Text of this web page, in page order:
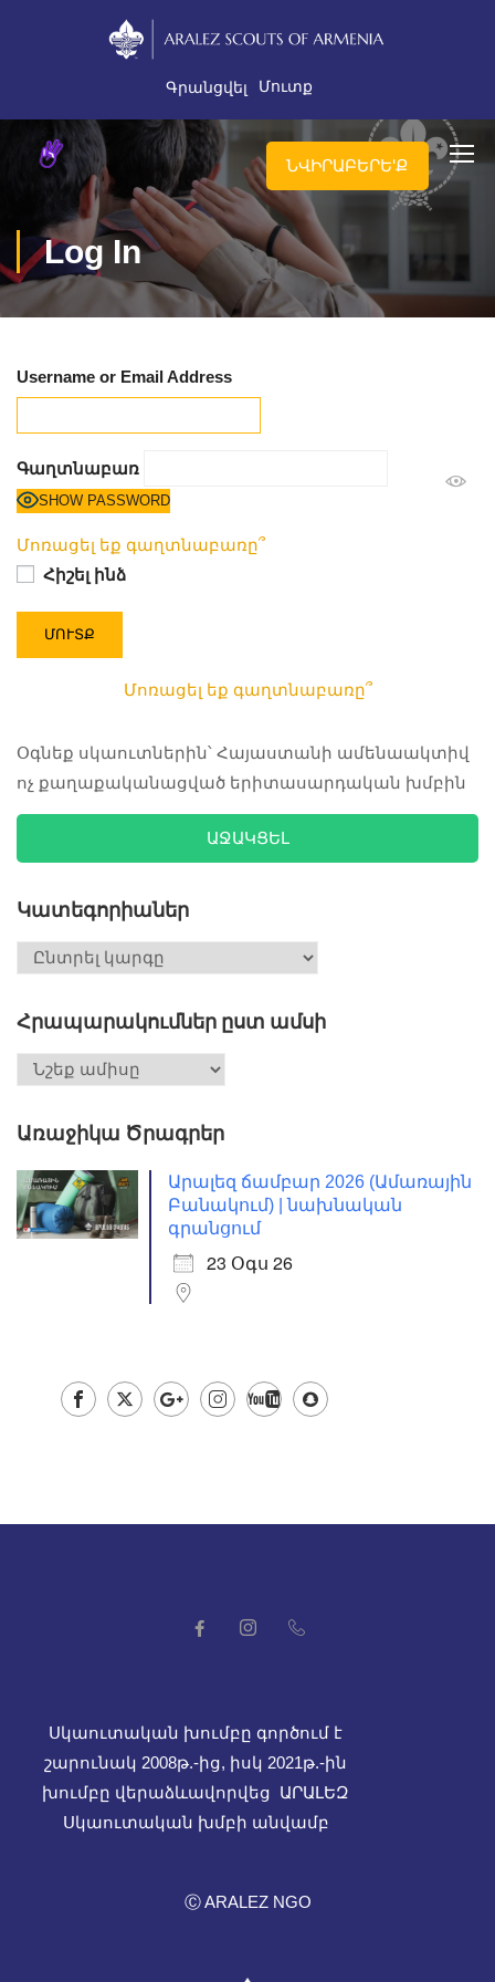
Գրանցվել Մուտք
ՆՎԻՐԱԲԵՐԵ'Ք
Log In
Username or Email Address
Գաղտնաբառ
SHOW PASSWORD
Մոռացել եք գաղտնաբառը՞
Հիշել ինձ
Մոռացել եք գաղտնաբառը՞
Օգնեք սկաուտներին՝ Հայաստանի ամենաակտիվ
ոչ քաղաքականացված երիտասարդական խմբին
ԱՋԱԿՑԵԼ
Կատեգորիաներ
Հրապարակումներ ըստ ամսի
Առաջիկա Ծրագրեր
Արալեզ ճամբար 2026 (Ամառային
Բանակում) | նախնական
գրանցում
23 Օգս 26
Սկաուտական խումբը գործում է
շարունակ 2008թ.-ից, իսկ 2021թ.-ին
խումբը վերաձևավորվեց ԱՐԱԼԵԶ
Սկաուտական խմբի անվամբ
Ⓒ ARALEZ NGO